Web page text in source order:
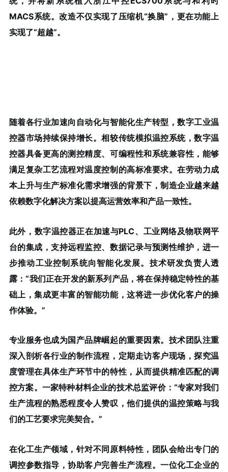
MACS系统。改造不仅实现了压缩机“换脑”，更在功能上
实现了“超越”。
随着各行业加速向自动化与智能化生产转型，数字工业温
控器市场持续保持增长。相较传统模拟温控系统，数字温
控器具备更高的测控精度、可编程性和系统兼容性，能够
满足复杂工艺流程对温度控制的高标准要求。在劳动力成
本上升与生产标准化需求增强的背景下，制造企业越来越
依赖数字化解决方案以提高运营效率和产品一致性。
此外，数字温控器正在加速与PLC、工业网络及物联网平
台的集成，支持远程监控、数据记录与预测性维护，进一
步推动工业控制系统向智能化发展。技术研发负责人透
露：“我们正在开发的新系列产品，将在保持稳定特性的基
础上，集成更丰富的智能功能，这将进一步优化客户的操
作体验。”
专业服务也成为国产品牌崛起的重要因素。技术团队注重
深入剖析各行业的制作流程，定期走访客户现场，探究温
度管理在具体生产环节中的特性，从而提供精准匹配的调
控方案。一家特种材料企业的技术总监评价：“专家对我们
生产流程的熟悉程度令人赞叹，他们提供的温控策略与我
们的工艺要求完美契合。”
在化工生产领域，针对不同原料特性，团队会给出专门的
调控参数指导，协助客户完善生产流程。一位化工企业的